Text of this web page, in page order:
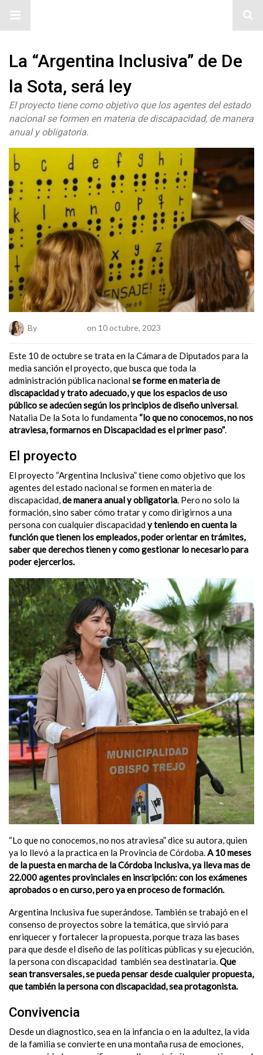
La “Argentina Inclusiva” de De
la Sota, será ley
El proyecto tiene como objetivo que los agentes del estado
nacional se formen en materia de discapacidad, de manera
anual y obligatoria.
By on 10 octubre, 2023
Este 10 de octubre se trata en la Cámara de Diputados para la
media sanción el proyecto, que busca que toda la
administración pública nacionalse forme en materia de
discapacidad y trato adecuado, y que los espacios de uso
público se adecúen según los principios de diseño universal.
Natalia De la Sota lo fundamenta “lo que no conocemos, no nos
atraviesa, formarnos en Discapacidad es el primer paso”.
El proyecto
El proyecto “Argentina Inclusiva” tiene como objetivo que los
agentes del estado nacional se formen en materia de
discapacidad,de manera anual y obligatoria. Pero no solo la
formación, sino saber cómo tratar y como dirigirnos a una
persona con cualquier discapacidady teniendo en cuenta la
función que tienen los empleados, poder orientar en trámites,
saber que derechos tienen y como gestionar lo necesario para
poder ejercerlos.
“Lo que no conocemos, no nos atraviesa” dice su autora, quien
ya lo llevó a la practica en la Provincia de Córdoba.A 10 meses
de la puesta en marcha de la Córdoba Inclusiva, ya lleva mas de
22.000 agentes provinciales en inscripción: con los exámenes
aprobados o en curso, pero ya en proceso de formación.
Argentina Inclusiva fue superándose. También se trabajó en el
consenso de proyectos sobre la temática, que sirvió para
enriquecer y fortalecer la propuesta, porque traza las bases
para que desde el diseño de las políticas públicas y su ejecución,
la persona con discapacidad también sea destinataria.Que
sean transversales, se pueda pensar desde cualquier propuesta,
que también la persona con discapacidad, sea protagonista.
Convivencia
Desde un diagnostico, sea en la infancia o en la adultez, la vida
de la familia se convierte en una montaña rusa de emociones,